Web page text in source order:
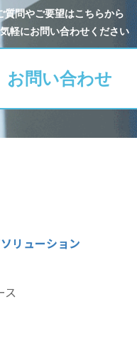
質問やご要望はこちらから
軽にお問い合わせください
お問い合わせ
リューション
ス